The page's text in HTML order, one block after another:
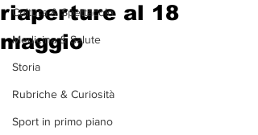
Cultura & Spettacolo
Medicina & Salute
Storia
Rubriche & Curiosità
Sport in primo piano
riaperture al 18
maggio